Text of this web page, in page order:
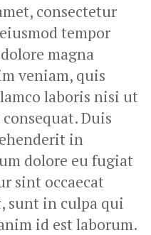
consectetur
tempor
magna
veniam, quis
laboris nisi ut
Duis
in
dolore eu fugiat
sint occaecat
sunt in culpa qui
id est laborum.